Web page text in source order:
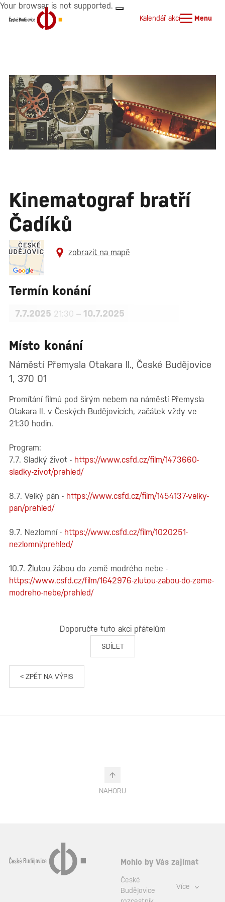
Your browser is not supported.
Kalendář akcí Menu
Kinematograf bratří
Čadíků
zobrazit na mapě
Termín konání
7.7.2025 21:30 – 10.7.2025
Místo konání
Náměstí Přemysla Otakara II., České Budějovice
1, 370 01
Promítání filmů pod širým nebem na náměstí Přemysla
Otakara II. v Českých Budějovicích, začátek vždy ve
21:30 hodin.
Program:
7.7. Sladký život - https://www.csfd.cz/film/1473660-
sladky-zivot/prehled/
8.7. Velký pán - https://www.csfd.cz/film/1454137-velky-
pan/prehled/
9.7. Nezlomní - https://www.csfd.cz/film/1020251-
nezlomni/prehled/
10.7. Žlutou žábou do země modrého nebe -
https://www.csfd.cz/film/1642976-zlutou-zabou-do-zeme-
modreho-nebe/prehled/
Doporučte tuto akci přátelům
SDÍLET
< ZPĚT NA VÝPIS
NAHORU
Mohlo by Vás zajímat
České
Budějovice
Více